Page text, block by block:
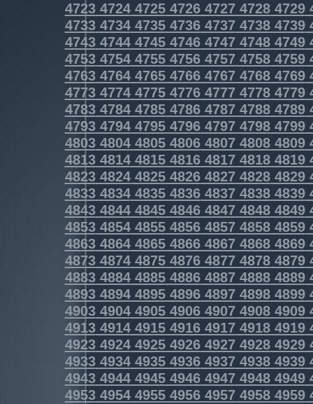
4723472447254726472747284729
4733473447354736473747384739
4743474447454746474747484749
4753475447554756475747584759
4763476447654766476747684769
4773477447754776477747784779
4783478447854786478747884789
4793479447954796479747984799
4803480448054806480748084809
4813481448154816481748184819
4823482448254826482748284829
4833483448354836483748384839
4843484448454846484748484849
4853485448554856485748584859
4863486448654866486748684869
4873487448754876487748784879
4883488448854886488748884889
4893489448954896489748984899
4903490449054906490749084909
4913491449154916491749184919
4923492449254926492749284929
4933493449354936493749384939
4943494449454946494749484949
4953495449554956495749584959